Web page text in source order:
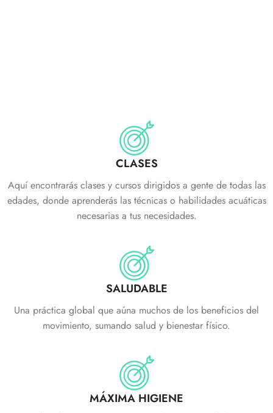
CLASES
Aquí encontrarás clases y cursos dirigidos a gente de todas las
edades, donde aprenderás las técnicas o habilidades acuáticas
necesarias a tus necesidades.
SALUDABLE
Una práctica global que aúna muchos de los beneficios del
movimiento, sumando salud y bienestar físico.
MÁXIMA HIGIENE